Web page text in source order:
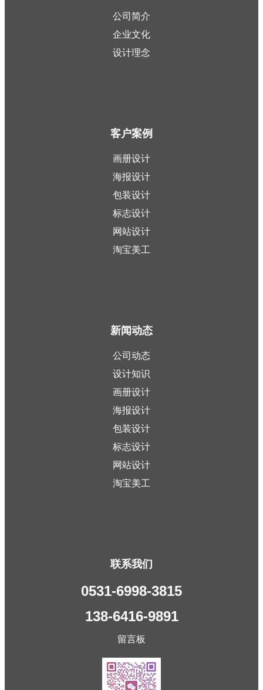
公司简介
企业文化
设计理念
客户案例
画册设计
海报设计
包装设计
标志设计
网站设计
淘宝美工
新闻动态
公司动态
设计知识
画册设计
海报设计
包装设计
标志设计
网站设计
淘宝美工
联系我们
0531-6998-3815
138-6416-9891
留言板